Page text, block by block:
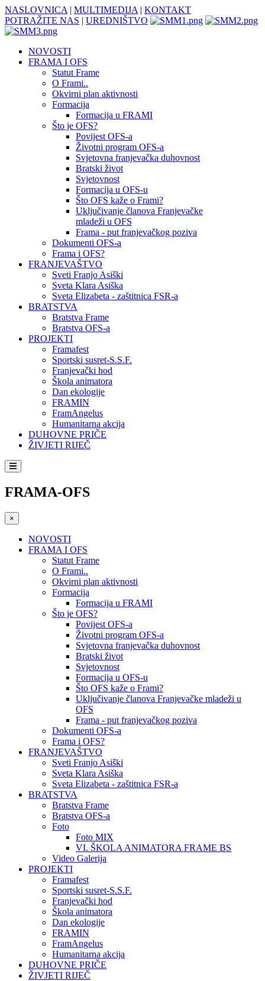
NASLOVNICA | MULTIMEDIJA | KONTAKT
POTRAŽITE NAS | UREDNIŠTVO
NOVOSTI
FRAMA I OFS
Statut Frame
O Frami..
Okvirni plan aktivnosti
Formacija
Formacija u FRAMI
Što je OFS?
Povijest OFS-a
Životni program OFS-a
Svjetovna franjevačka duhovnost
Bratski život
Svjetovnost
Formacija u OFS-u
Što OFS kaže o Frami?
Uključivanje članova Franjevačke
mladeži u OFS
Frama - put franjevačkog poziva
Dokumenti OFS-a
Frama i OFS?
FRANJEVAŠTVO
Sveti Franjo Asiški
Sveta Klara Asiška
Sveta Elizabeta - zaštitnica FSR-a
BRATSTVA
Bratstva Frame
Bratstva OFS-a
PROJEKTI
Framafest
Sportski susret-S.S.F.
Franjevački hod
Škola animatora
Dan ekologije
FRAMIN
FramAngelus
Humanitarna akcija
DUHOVNE PRIČE
ŽIVJETI RIJEČ
FRAMA-OFS
×
NOVOSTI
FRAMA I OFS
Statut Frame
O Frami..
Okvirni plan aktivnosti
Formacija
Formacija u FRAMI
Što je OFS?
Povijest OFS-a
Životni program OFS-a
Svjetovna franjevačka duhovnost
Bratski život
Svjetovnost
Formacija u OFS-u
Što OFS kaže o Frami?
Uključivanje članova Franjevačke mladeži u
OFS
Frama - put franjevačkog poziva
Dokumenti OFS-a
Frama i OFS?
FRANJEVAŠTVO
Sveti Franjo Asiški
Sveta Klara Asiška
Sveta Elizabeta - zaštitnica FSR-a
BRATSTVA
Bratstva Frame
Bratstva OFS-a
Foto
Foto MIX
VI. ŠKOLA ANIMATORA FRAME BS
Video Galerija
PROJEKTI
Framafest
Sportski susret-S.S.F.
Franjevački hod
Škola animatora
Dan ekologije
FRAMIN
FramAngelus
Humanitarna akcija
DUHOVNE PRIČE
ŽIVJETI RIJEČ